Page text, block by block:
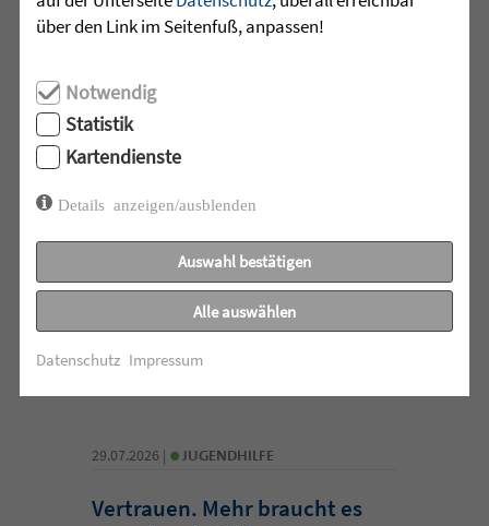
30.07.2026 |
Schulschach-Erfolge
Viel Zeit und Engagement stecken in den
Erfolgen der Schulschach-
Mannschaften von Leopoldschule
Altshausen und Schule am Wolfsbühl
Wilhelmsdorf. ...
mehr lesen
29.07.2026 | • JUGENDHILFE
Vertrauen. Mehr braucht es
über den Link im Seitenfuß, anpassen!
Notwendig
Statistik
Kartendienste
Details anzeigen/ausblenden
Auswahl bestätigen
Alle auswählen
Datenschutz Impressum